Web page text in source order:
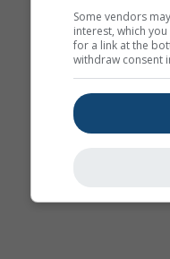
Some vendors
interest, which
for a link at the
withdraw consent